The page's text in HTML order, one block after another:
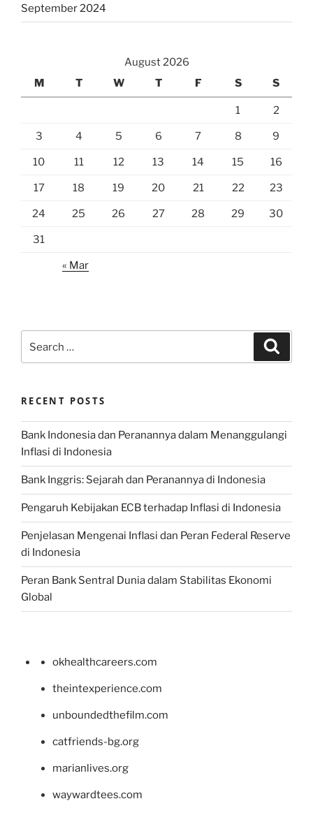
September 2024
August 2026
M
T W T F S S
1 2
3 4 5 6 7 8 9
10 11 12 13 14 15 16
17 18 19 20 21 22 23
24 25 26 27 28 29 30
31
« Mar
for:
RECENT POSTS
Bank Indonesia dan Peranannya dalam Menanggulangi
Inflasi di Indonesia
Bank Inggris: Sejarah dan Peranannya di Indonesia
Pengaruh Kebijakan ECB terhadap Inflasi di Indonesia
Penjelasan Mengenai Inflasi dan Peran Federal Reserve
di Indonesia
Peran Bank Sentral Dunia dalam Stabilitas Ekonomi
Global
okhealthcareers.com
theintexperience.com
unboundedthefilm.com
catfriends-bg.org
marianlives.org
waywardtees.com